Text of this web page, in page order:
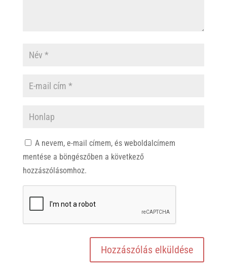
A nevem, e-mail címem, és weboldalcímem
mentése a böngészőben a következő
hozzászólásomhoz.